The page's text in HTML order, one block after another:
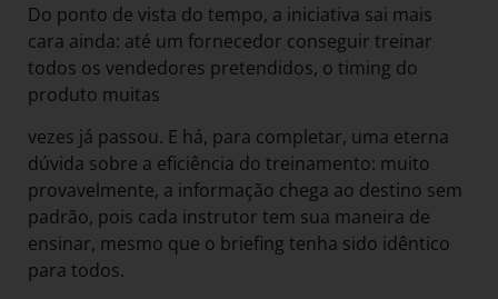
Do ponto de vista do tempo, a iniciativa sai mais
cara ainda: até um fornecedor conseguir treinar
todos os vendedores pretendidos, o timing do
produto muitas
vezes já passou. E há, para completar, uma eterna
dúvida sobre a eficiência do treinamento: muito
provavelmente, a informação chega ao destino sem
padrão, pois cada instrutor tem sua maneira de
ensinar, mesmo que o briefing tenha sido idêntico
para todos.